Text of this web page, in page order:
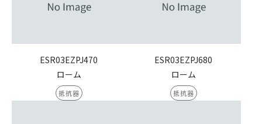
ESR03EZPJ470
ローム
抵抗器
ESR03EZPJ680
ローム
抵抗器